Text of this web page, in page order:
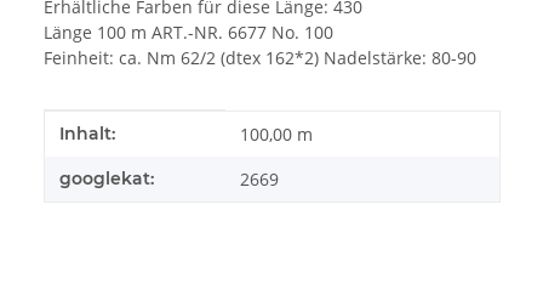
Erhältliche Farben für diese Länge: 430
Länge 100 m ART.-NR. 6677 No. 100
Feinheit: ca. Nm 62/2 (dtex 162*2) Nadelstärke: 80-90
Produkteigenschaft
Wert
Inhalt: 100,00 m
googlekat: 2669